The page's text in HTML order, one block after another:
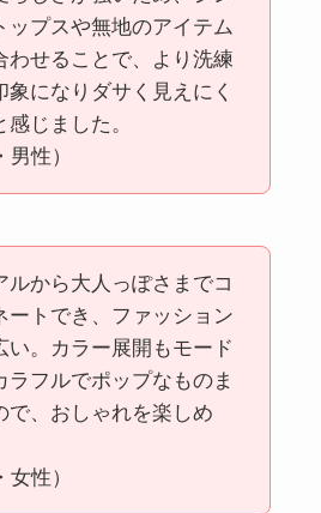
ップスや無地のアイテム
わせることで、より洗練
象になりダサく見えにく
感じました。
男性）
ルから大人っぽさまでコ
ートでき、ファッション
い。カラー展開もモード
ラフルでポップなものま
で、おしゃれを楽しめ
女性）